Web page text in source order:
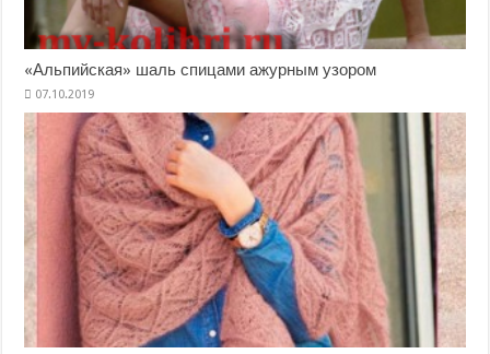
«Альпийская» шаль спицами ажурным узором